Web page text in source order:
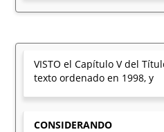
VISTO el Capítulo V del
texto ordenado en 1998, y
CONSIDERANDO